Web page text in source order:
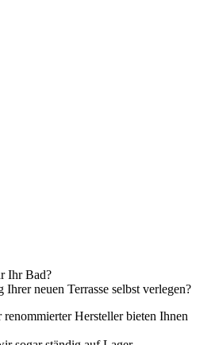
Ihr Bad?
neuen Terrasse selbst verlegen?
renommierter Hersteller bieten Ihnen